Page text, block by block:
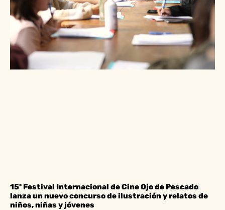
15º Festival Internacional de Cine Ojo de Pescado
lanza un nuevo concurso de ilustración y relatos de
niños, niñas y jóvenes